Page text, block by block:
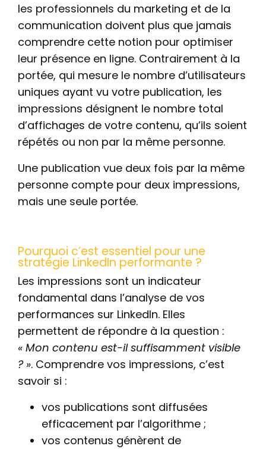
les professionnels du marketing et de la
communication doivent plus que jamais
comprendre cette notion pour optimiser
leur présence en ligne. Contrairement à la
portée, qui mesure le nombre d’utilisateurs
uniques ayant vu votre publication, les
impressions désignent le nombre total
d’affichages de votre contenu, qu’ils soient
répétés ou non par la même personne.
Une publication vue deux fois par la même
personne compte pour deux impressions,
mais une seule portée.
Pourquoi c’est essentiel pour une
stratégie LinkedIn performante ?
Les impressions sont un indicateur
fondamental dans l’analyse de vos
performances sur LinkedIn. Elles
permettent de répondre à la question :
« Mon contenu est-il suffisamment visible
? ». Comprendre vos impressions, c’est
savoir si :
vos publications sont diffusées
efficacement par l’algorithme ;
vos contenus génèrent de